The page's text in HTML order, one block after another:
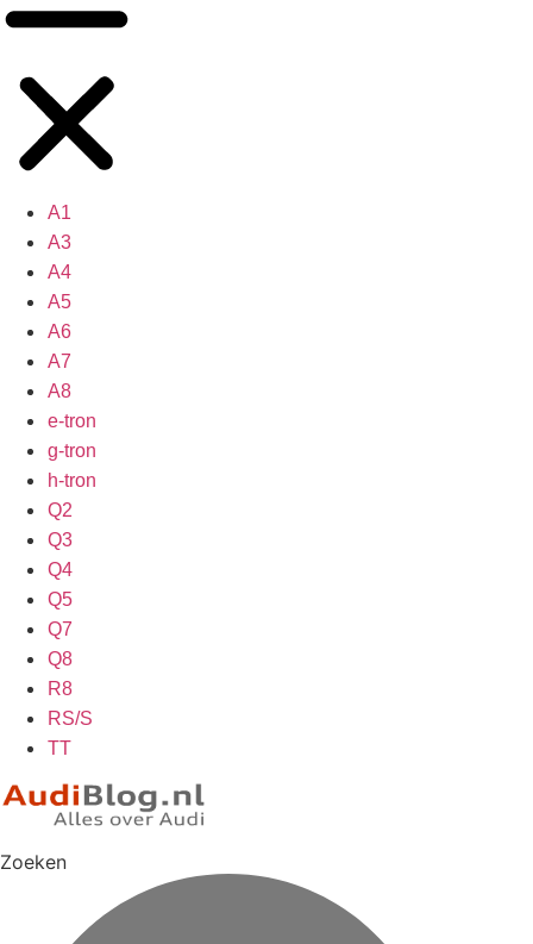
A1
A3
A4
A5
A6
A7
A8
e-tron
g-tron
h-tron
Q2
Q3
Q4
Q5
Q7
Q8
R8
RS/S
TT
Zoeken